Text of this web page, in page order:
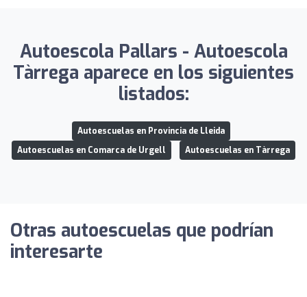
Autoescola Pallars - Autoescola
Tàrrega aparece en los siguientes
listados:
Autoescuelas en Provincia de Lleida
Autoescuelas en Comarca de Urgell
Autoescuelas en Tàrrega
Otras autoescuelas que podrían
interesarte